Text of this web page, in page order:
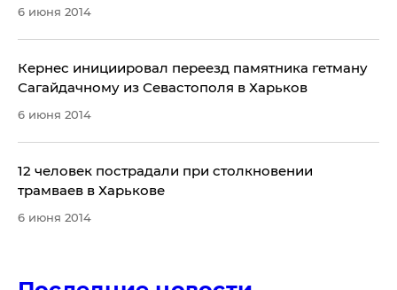
6 июня 2014
Кернес инициировал переезд памятника гетману
Сагайдачному из Севастополя в Харьков
6 июня 2014
​12 человек пострадали при столкновении
трамваев в Харькове
6 июня 2014